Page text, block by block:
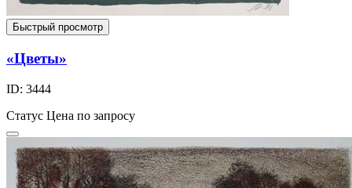
Быстрый просмотр
«Цветы»
ID: 3444
Статус Цена по запросу